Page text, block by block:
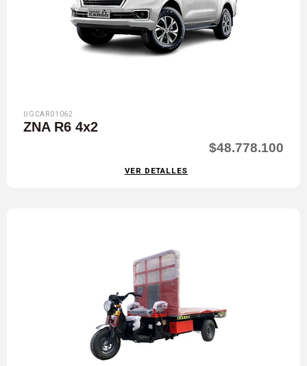
UGCAR01062
ZNA R6 4x2
$48.778.100
VER DETALLES